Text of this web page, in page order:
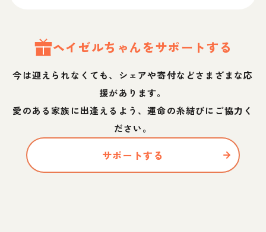
ヘイゼルちゃんをサポートする
今は迎えられなくても、シェアや寄付などさまざまな応
援があります。
愛のある家族に出逢えるよう、運命の糸結びにご協力く
ださい。
サポートする